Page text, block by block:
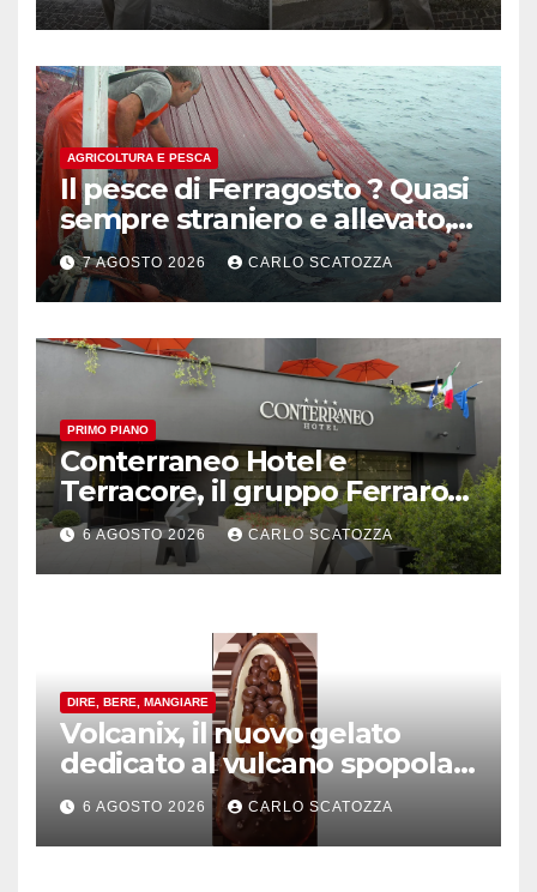
AGRICOLTURA E PESCA
Il pesce di Ferragosto ? Quasi
sempre straniero e allevato,
in sofferenza
7 AGOSTO 2026 CARLO SCATOZZA
PRIMO PIANO
Conterraneo Hotel e
Terracore, il gruppo Ferraro
amplia l’ ospitalità e il gusto
alle porte di Caserta
6 AGOSTO 2026 CARLO SCATOZZA
DIRE, BERE, MANGIARE
Volcanix, il nuovo gelato
dedicato al vulcano spopola,
è nato a Caivano
6 AGOSTO 2026 CARLO SCATOZZA